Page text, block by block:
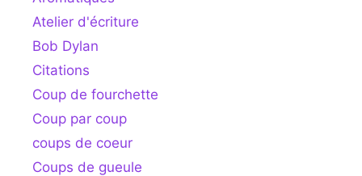
Atelier d'écriture
Bob Dylan
Citations
Coup de fourchette
Coup par coup
coups de coeur
Coups de gueule